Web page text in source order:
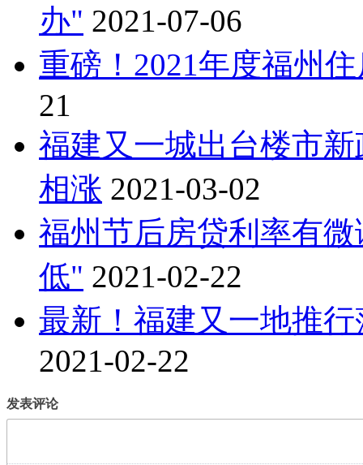
办" 2021-07-06
重磅！2021年度福州
21
福建又一城出台楼市
相涨 2021-03-02
福州节后房贷利率有
低" 2021-02-22
最新！福建又一地推
2021-02-22
发表评论